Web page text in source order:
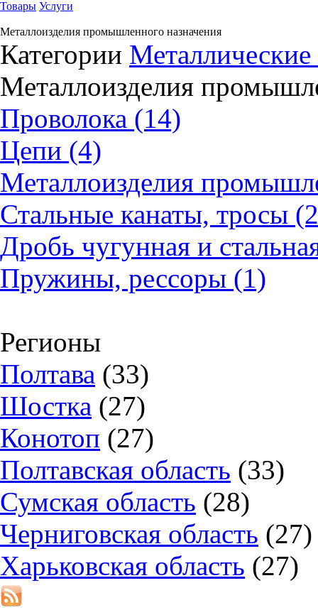
Товары Услуги
Металлоизделия промышленного назначения
Категории Металлические
Металлоизделия
Проволока (14)
Цепи (4)
Металлоизделия
Стальные канаты, тросы
Дробь чугунная и
Пружины, рессоры (1)
Регионы
Полтава (33)
Шостка (27)
Конотоп (27)
Полтавская область (33)
Сумская область (28)
Черниговская область (27)
Харьковская область (27)